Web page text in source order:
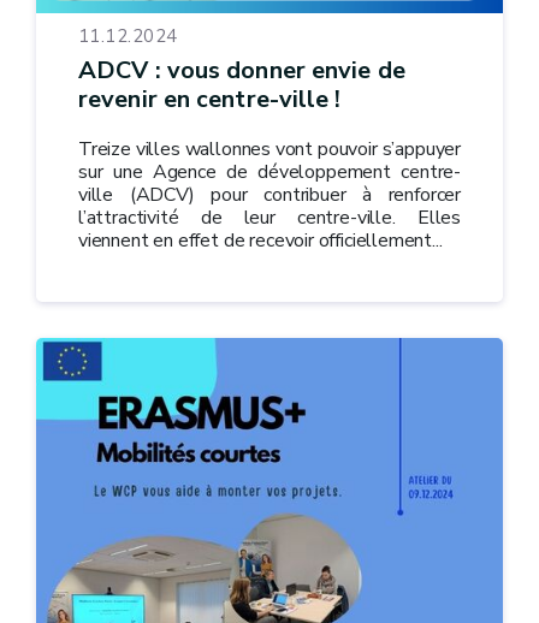
11.12.2024
ADCV : vous donner envie de
revenir en centre-ville !
Treize villes wallonnes vont pouvoir s’appuyer
sur une Agence de développement centre-
ville (ADCV) pour contribuer à renforcer
l’attractivité de leur centre-ville. Elles
viennent en effet de recevoir officiellement...